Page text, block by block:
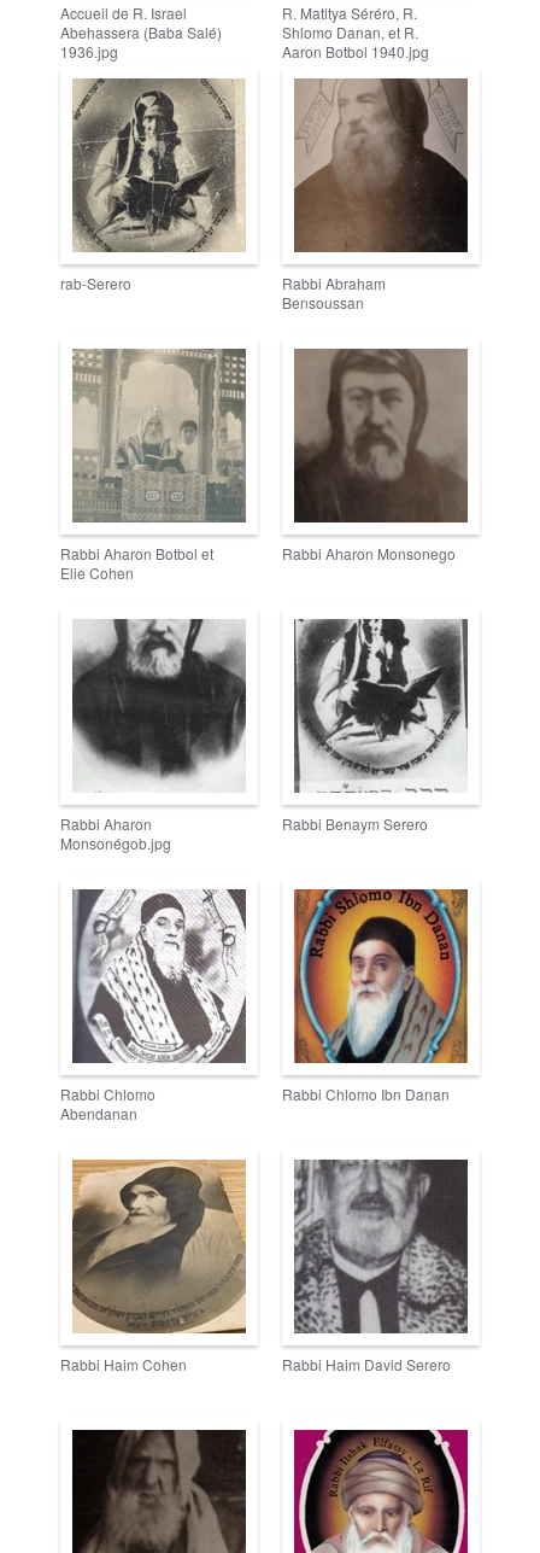
Accueil de R. Israel
Abehassera (Baba Salé)
1936.jpg
R. Matitya Séréro, R.
Shlomo Danan, et R.
Aaron Botbol 1940.jpg
rab-Serero
Rabbi Abraham
Bensoussan
Rabbi Aharon Botbol et
Elie Cohen
Rabbi Aharon Monsonego
Rabbi Aharon
Monsonégob.jpg
Rabbi Benaym Serero
Rabbi Chlomo
Abendanan
Rabbi Chlomo Ibn Danan
Rabbi Haim Cohen Rabbi Haim David Serero